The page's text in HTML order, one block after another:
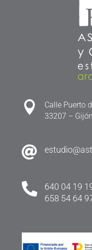

Calle Puerto
33207 –


640 04 19
658 54 64